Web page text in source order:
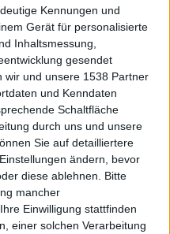
Kennungen und
Gerät für personalisierte
Inhaltsmessung,
gesendet
wir und unsere 1538 Partner
und Kenndaten
Schaltfläche
durch uns und unsere
Sie auf detailliertere
ändern, bevor
diese ablehnen.
Bitte
mancher
Einwilligung stattfinden
einer solchen Verarbeitung
und ist die erste Wahl
Ich kann ihn
das Material sehr schnell
Wir haben selten
wie mit ihm im
Kraft gegeben.
Gitarre auf Dauer
mit einem
Falls eine feste
muss dieses
jetzige Sessiongitarrist